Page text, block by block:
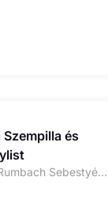
és
1075 Budapest Rumbach Sebestyén u. 20-22. 58-as kapucsengő